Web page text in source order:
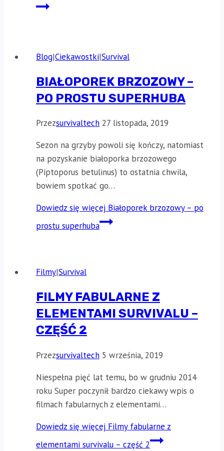
Blog|Ciekawostki|Survival
BIAŁOPOREK BRZOZOWY –
PO PROSTU SUPERHUBA
Przezsurvivaltech 27 listopada, 2019
Sezon na grzyby powoli się kończy, natomiast
na pozyskanie białoporka brzozowego
(Piptoporus betulinus) to ostatnia chwila,
bowiem spotkać go…
Dowiedz się więcej Białoporek brzozowy – po
prostu superhuba
Filmy|Survival
FILMY FABULARNE Z
ELEMENTAMI SURVIVALU –
CZĘŚĆ 2
Przezsurvivaltech 5 września, 2019
Niespełna pięć lat temu, bo w grudniu 2014
roku Super poczynił bardzo ciekawy wpis o
filmach fabularnych z elementami…
Dowiedz się więcej Filmy fabularne z
elementami survivalu – część 2